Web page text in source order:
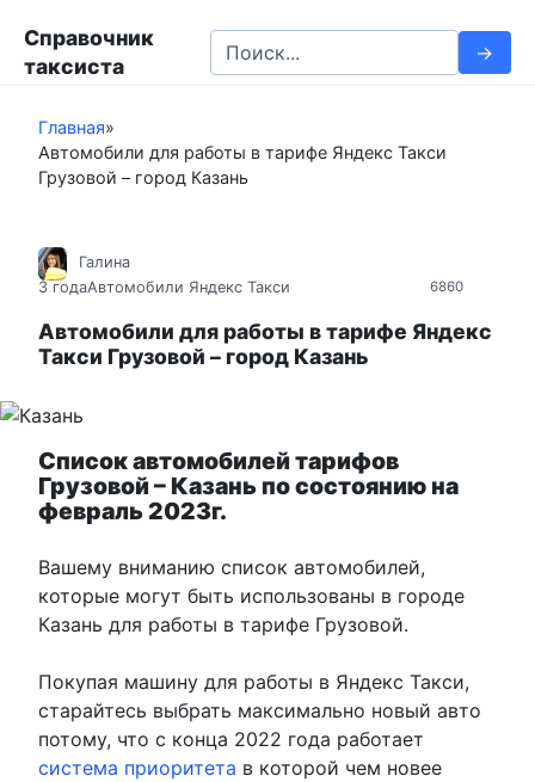
т
Справочник
таксиста
e
c
h
:
Главная»
Автомобили для работы в тарифе Яндекс Такси
Грузовой – город Казань
6860
Галина
3 годаАвтомобили Яндекс Такси
Автомобили для работы в тарифе Яндекс
Такси Грузовой – город Казань
Список автомобилей тарифов
Грузовой – Казань по состоянию на
февраль 2023г.
Вашему вниманию список автомобилей,
которые могут быть использованы в городе
Казань для работы в тарифе Грузовой.
Покупая машину для работы в Яндекс Такси,
старайтесь выбрать максимально новый авто
потому, что с конца 2022 года работает
система приоритета в которой чем новее